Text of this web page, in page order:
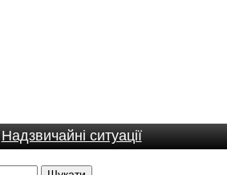
Надзвичайні ситуації